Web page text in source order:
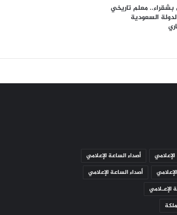
ة
ة
معلم تاريخي
السعودية
أصداء الساعة الإعلامي
أصداء الساعة الإعلامي
الإعـلامي